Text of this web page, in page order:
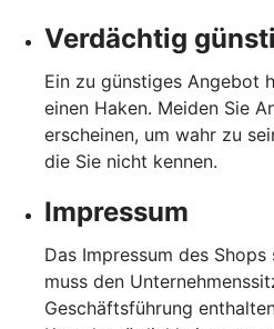
Verdächtig
Ein zu günstiges Angebot
einen Haken. Meiden Sie
erscheinen, um wahr zu
die Sie nicht kennen.
Impressum
Das Impressum des
muss den
Geschäftsführung